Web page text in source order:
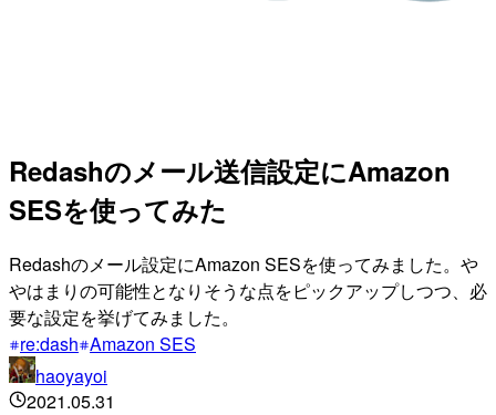
Redashのメール送信設定にAmazon
SESを使ってみた
Redashのメール設定にAmazon SESを使ってみました。や
やはまりの可能性となりそうな点をピックアップしつつ、必
要な設定を挙げてみました。
re:dash Amazon SES
haoyayoi
2021.05.31